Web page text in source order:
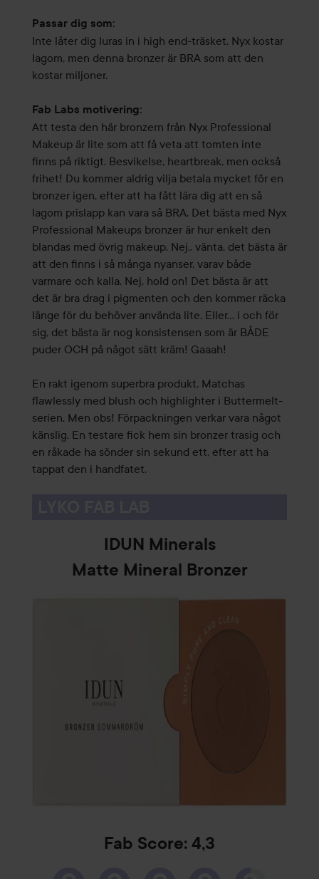
Passar dig som:
Inte låter dig luras in i high end-träsket. Nyx kostar
lagom, men denna bronzer är BRA som att den
kostar miljoner.
Fab Labs motivering:
Att testa den här bronzern från Nyx Professional
Makeup är lite som att få veta att tomten inte
finns på riktigt. Besvikelse, heartbreak, men också
frihet! Du kommer aldrig vilja betala mycket för en
bronzer igen, efter att ha fått lära dig att en så
lagom prislapp kan vara så BRA. Det bästa med Nyx
Professional Makeups bronzer är hur enkelt den
blandas med övrig makeup. Nej.. vänta, det bästa är
att den finns i så många nyanser, varav både
varmare och kalla. Nej, hold on! Det bästa är att
det är bra drag i pigmenten och den kommer räcka
länge för du behöver använda lite. Eller... i och för
sig, det bästa är nog konsistensen som är BÅDE
puder OCH på något sätt kräm! Gaaah!
En rakt igenom superbra produkt. Matchas
flawlessly med blush och highlighter i Buttermelt-
serien. Men obs! Förpackningen verkar vara något
känslig. En testare fick hem sin bronzer trasig och
en råkade ha sönder sin sekund ett, efter att ha
tappat den i handfatet.
IDUN Minerals
Matte Mineral Bronzer
Fab Score: 4,3